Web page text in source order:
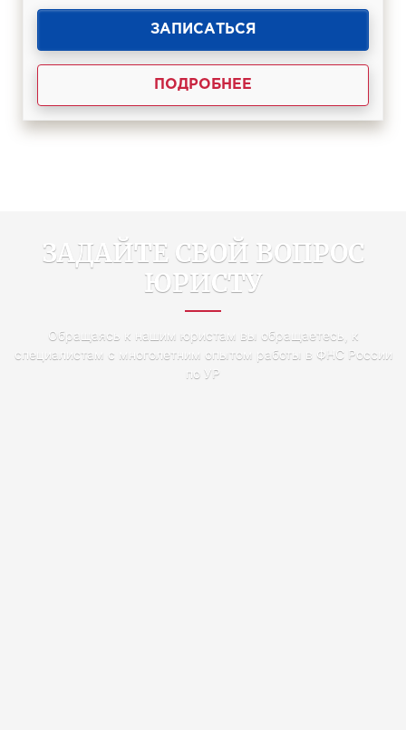
ЗАПИСАТЬСЯ
ПОДРОБНЕЕ
ЗАДАЙТЕ СВОЙ ВОПРОС
ЮРИСТУ
Обращаясь к нашим юристам вы обращаетесь, к
специалистам с многолетним опытом работы в ФНС России
по УР